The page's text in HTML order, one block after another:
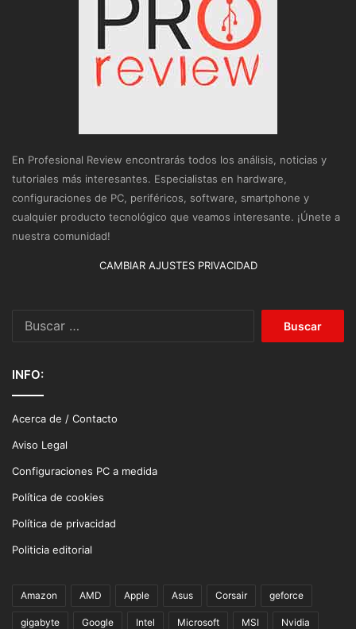
En Profesional Review encontrarás todos los análisis, noticias y
tutoriales más interesantes. Especialistas en hardware,
configuraciones de PC, periféricos, software, smartphone y
cualquier producto tecnológico que veamos interesante. ¡Únete a
nuestra comunidad!
CAMBIAR AJUSTES PRIVACIDAD
INFO:
Acerca de / Contacto
Aviso Legal
Configuraciones PC a medida
Política de cookies
Política de privacidad
Politicia editorial
Amazon AMD Apple Asus Corsair geforce
gigabyte Google Intel Microsoft MSI Nvidia